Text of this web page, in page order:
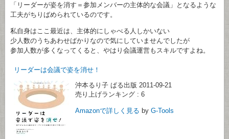
「リーダーが姿を消す＝参加メンバーの主体的な会議」となるような
工夫がちりばめられているのです。
私自身はここ最近は、主体的にしゃべる人しかいない
少人数のうちあわせばかりなので気にしていませんでしたが
参加人数が多くなってくると、やはり会議運営もスキルですよね。
リーダーは会議で姿を消せ！
沖本るり子 ぱる出版 2011-09-21
売り上げランキング : 6
Amazonで詳しく見る by G-Tools